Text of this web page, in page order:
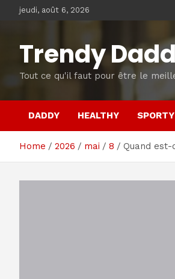
jeudi, août 6, 2026
Trendy
Tout ce qu'il faut pour être le
DADDY HEALTHY SPORTY
Home 2026 mai 8 Quand